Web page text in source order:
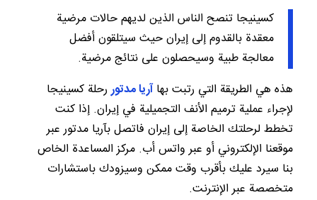
كسينيجا تنصح الناس الذين لديهم حالات مرضية
معقدة بالقدوم إلى إيران حيث سيتلقون أفضل
معالجة طبية وسيحصلون على نتائج مرضية.
هذه هي الطريقة التي رتبت بهاآريا مدتوررحلة كسينيجا
لإجراء عملية ترميم الأنف التجميلية في إيران. إذا كنت
تخطط لرحلتك الخاصة إلى إيران فاتصل بآريا مدتور عبر
موقعنا الإلكتروني أو عبر واتس أب. مركز المساعدة الخاص
بنا سيرد عليك بأقرب وقت ممكن وسيزودك باستشارات
متخصصة عبر الإنترنت.